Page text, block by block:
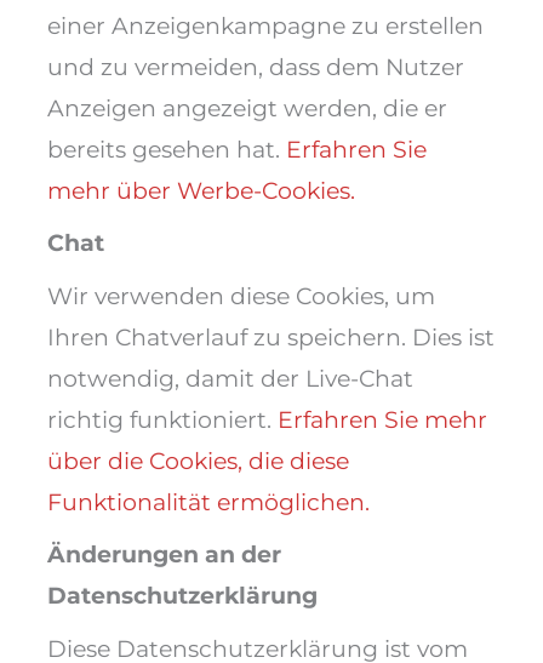
einer Anzeigenkampagne zu erstellen
und zu vermeiden, dass dem Nutzer
Anzeigen angezeigt werden, die er
bereits gesehen hat. Erfahren Sie
mehr über Werbe-Cookies.
Chat
Wir verwenden diese Cookies, um
Ihren Chatverlauf zu speichern. Dies ist
notwendig, damit der Live-Chat
richtig funktioniert. Erfahren Sie mehr
über die Cookies, die diese
Funktionalität ermöglichen.
Änderungen an der
Datenschutzerklärung
Diese Datenschutzerklärung ist vom